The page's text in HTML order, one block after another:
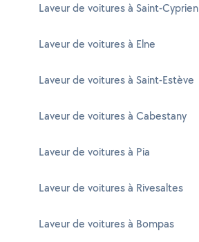
Laveur de voitures à Saint-Cyprien
Laveur de voitures à Elne
Laveur de voitures à Saint-Estève
Laveur de voitures à Cabestany
Laveur de voitures à Pia
Laveur de voitures à Rivesaltes
Laveur de voitures à Bompas